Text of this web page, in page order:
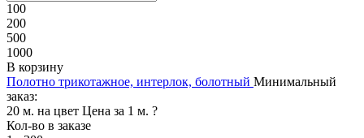
100
200
500
1000
В корзину
Полотно трикотажное, интерлок, болотный Минимальный
заказ:
20 м. на цвет Цена за 1 м. ?
Кол-во в заказе